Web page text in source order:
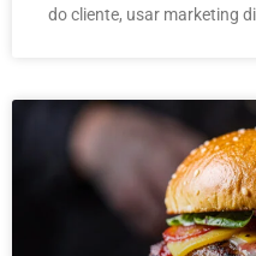
do cliente, usar marketing